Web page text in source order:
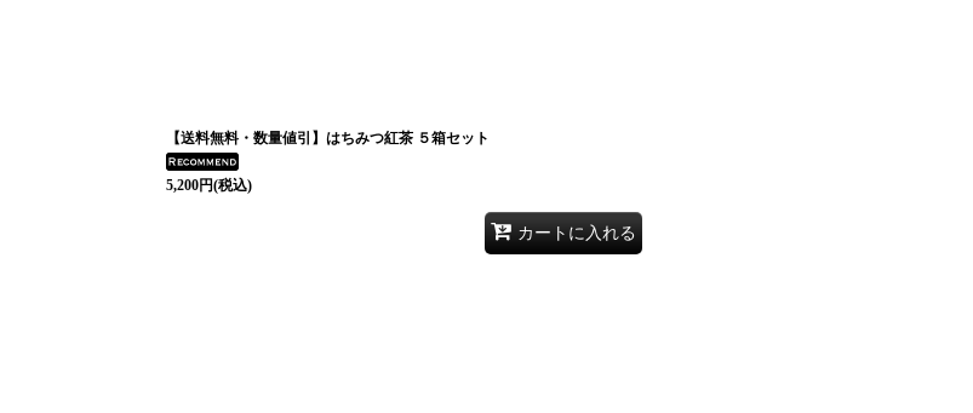
【送料無料・数量値引】はちみつ紅茶 ５箱セット
5,200円(税込)
カートに入れる